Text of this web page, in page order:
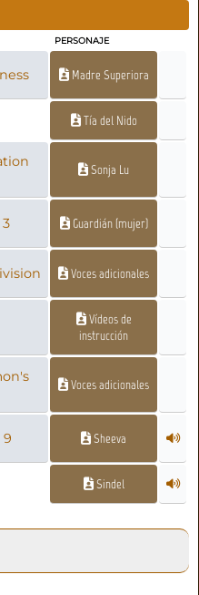
PERSONAJE
Madre Superiora
Tía del Nido
Sonja Lu
Guardián (mujer)
Voces adicionales
Vídeos de
instrucción
Voces adicionales
Sheeva
Sindel